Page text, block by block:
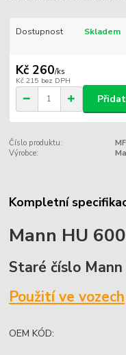
Dostupnost Skladem
Kč 260/ks
Kč 215 bez DPH
Číslo produktu:
Výrobce:
Kompletní
Mann HU
Staré číslo
Použití ve vozech
OEM KÓD: